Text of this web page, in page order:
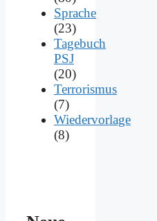
Sprache
(23)
Tagebuch
PSJ
(20)
Terrorismus
(7)
Wiedervorlage
(8)